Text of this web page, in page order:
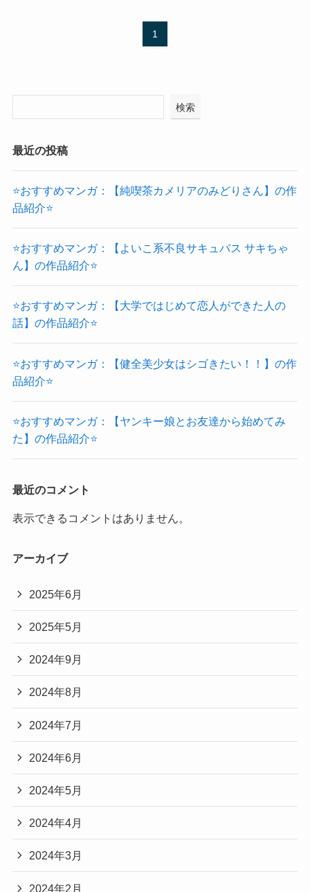
1
検索
最近の投稿
⭐おすすめマンガ：【純喫茶カメリアのみどりさん】の作
品紹介⭐
⭐おすすめマンガ：【よいこ系不良サキュバス サキちゃ
ん】の作品紹介⭐
⭐おすすめマンガ：【大学ではじめて恋人ができた人の
話】の作品紹介⭐
⭐おすすめマンガ：【健全美少女はシゴきたい！！】の作
品紹介⭐
⭐おすすめマンガ：【ヤンキー娘とお友達から始めてみ
た】の作品紹介⭐
最近のコメント
表示できるコメントはありません。
アーカイブ
2025年6月
2025年5月
2024年9月
2024年8月
2024年7月
2024年6月
2024年5月
2024年4月
2024年3月
2024年2月